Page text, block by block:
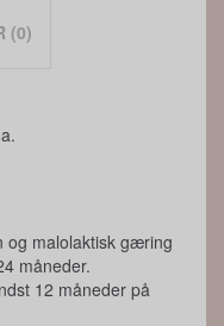
(0)
og malolaktisk gæring
måneder.
12 måneder på